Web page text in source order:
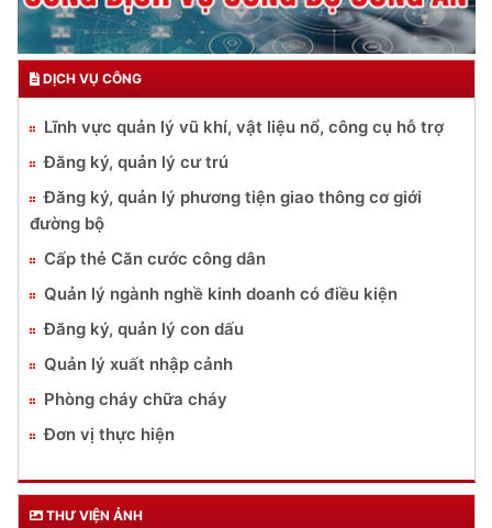
DỊCH VỤ CÔNG
Lĩnh vực quản lý vũ khí, vật liệu nổ, công cụ hỗ trợ
Đăng ký, quản lý cư trú
Đăng ký, quản lý phương tiện giao thông cơ giới
đường bộ
Cấp thẻ Căn cước công dân
Quản lý ngành nghề kinh doanh có điều kiện
Đăng ký, quản lý con dấu
Quản lý xuất nhập cảnh
Phòng cháy chữa cháy
Đơn vị thực hiện
THƯ VIỆN ẢNH